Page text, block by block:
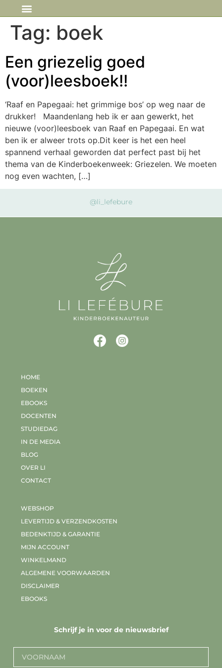
Tag: boek
Een griezelig goed
(voor)leesboek!!
‘Raaf en Papegaai: het grimmige bos’ op weg naar de
drukker! Maandenlang heb ik er aan gewerkt, het
nieuwe (voor)leesboek van Raaf en Papegaai. En wat
ben ik er alweer trots op.Dit keer is het een heel
spannend verhaal geworden dat perfect past bij het
thema van de Kinderboekenweek: Griezelen. We moeten
nog even wachten, […]
@li_lefebure
HOME
BOEKEN
EBOOKS
DOCENTEN
STUDIEDAG
IN DE MEDIA
BLOG
OVER LI
CONTACT
WEBSHOP
LEVERTIJD & VERZENDKOSTEN
BEDENKTIJD & GARANTIE
MIJN ACCOUNT
WINKELMAND
ALGEMENE VOORWAARDEN
DISCLAIMER
EBOOKS
Schrijf je in voor de nieuwsbrief